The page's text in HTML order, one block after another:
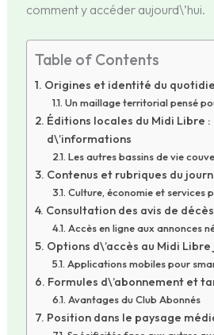
comment y accéder aujourd\’hui.
Table of Contents
Origines et identité du
Un maillage territorial pensé
Éditions locales du Midi Libre :
d\’informations
Les autres bassins de vie
Contenus et rubriques du
Culture, économie et services
Consultation des avis de
Accès en ligne aux annonces
Options d\’accès au Midi
Applications mobiles pour
Formules d\’abonnement et
Avantages du Club Abonnés
Position dans le paysage